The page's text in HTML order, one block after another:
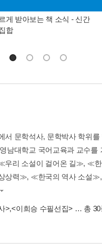
게 받아보는 책 소식 - 신간
합
문학석사, 문학박사 학위
남대학교 국어교육과 교수
우리 소설이 걸어온 길≫, ≪
상력≫, ≪한국의 역사 소설
>,<이희승 수필선집> … 총 30